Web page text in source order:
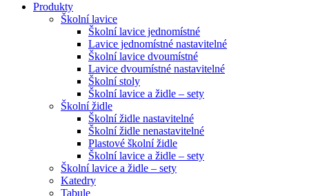
Produkty
Školní lavice
Školní lavice jednomístné
Lavice jednomístné nastavitelné
Školní lavice dvoumístné
Lavice dvoumístné nastavitelné
Školní stoly
Školní lavice a židle – sety
Školní židle
Školní židle nastavitelné
Školní židle nenastavitelné
Plastové školní židle
Školní lavice a židle – sety
Školní lavice a židle – sety
Katedry
Tabule